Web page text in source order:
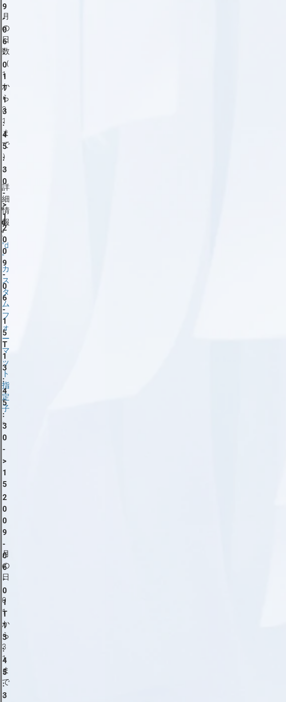
"
d
"
月
の
日
数
（
1
か
ら
3
1
ま
で
）
。
詳
細
情
報
:
"d
"
カ
ス
タ
ム
フ
ォ
ー
マ
ッ
ト
指
定
子
。
9
-
0
6
-
0
1
T
1
3
:
4
5
:
3
0
-
>
1
2
0
0
9
-
0
6
-
1
5
T
1
3
:
4
5
:
3
0
-
>
1
5
月
の
日
、
0
1
か
ら
3
1
ま
で
。
2
0
0
9
-
0
6
-
0
1
T
1
3
:
4
5
:
3